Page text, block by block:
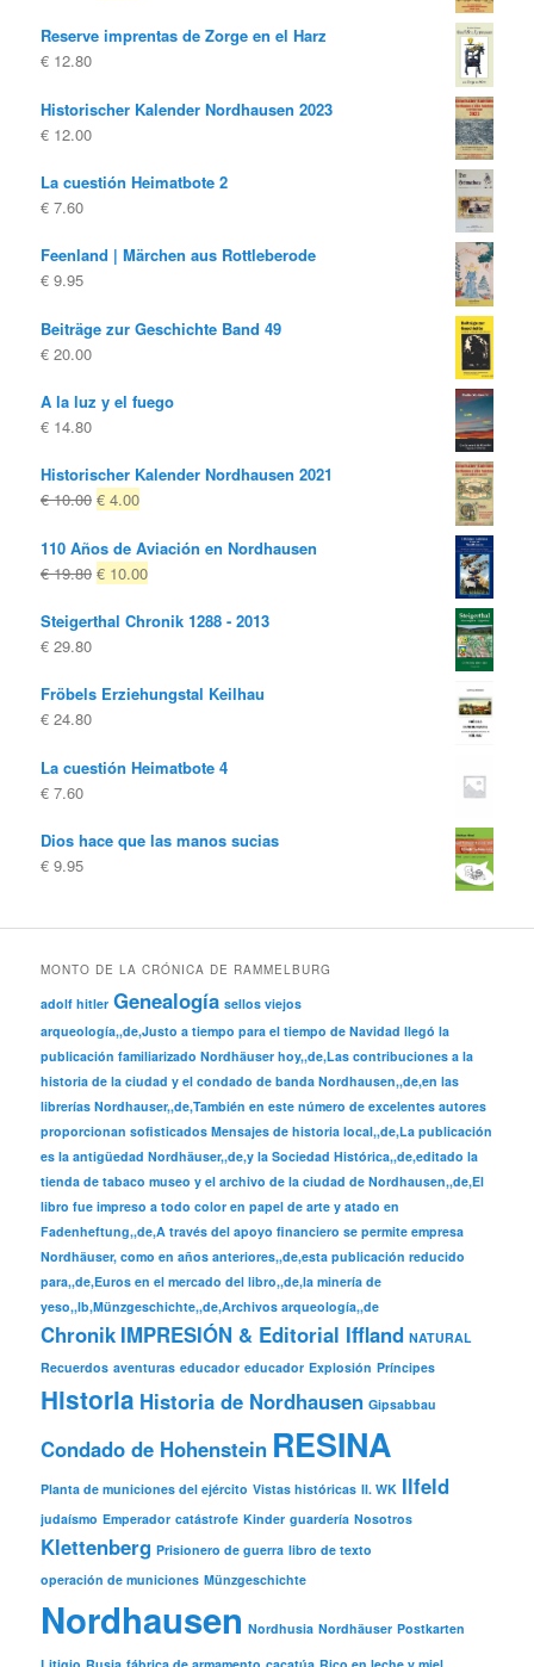
originalactual
Reserve imprentas de Zorge en el Harz
€ 12.80
Historischer Kalender Nordhausen 2023
€ 12.00
La cuestión Heimatbote 2
€ 7.60
Feenland | Märchen aus Rottleberode
€ 9.95
Beiträge zur Geschichte Band 49
€ 20.00
A la luz y el fuego
€ 14.80
Historischer Kalender Nordhausen 2021
€10.00 El
original
era:
€ 4.00El
actual
es:
110 Años de Aviación en Nordhausen
€19.80 El
original
€ 10.00El
actual
Steigerthal Chronik 1288 - 2013
€ 29.80
Fröbels Erziehungstal Keilhau
€ 24.80
La cuestión Heimatbote 4
€ 7.60
Dios hace que las manos sucias
€ 9.95
MONTO DE LA CRÓNICA DE RAMMELBURG
adolf hitler Genealogía sellos viejos
arqueología,,de,Justo a tiempo para el tiempo de Navidad llegó la
publicación familiarizado Nordhäuser hoy,,de,Las contribuciones a la
historia de la ciudad y el condado de banda Nordhausen,,de,en las
librerías Nordhauser,,de,También en este número de excelentes autores
proporcionan sofisticados Mensajes de historia local,,de,La publicación
es la antigüedad Nordhäuser,,de,y la Sociedad Histórica,,de,editado la
tienda de tabaco museo y el archivo de la ciudad de Nordhausen,,de,El
libro fue impreso a todo color en papel de arte y atado en
Fadenheftung,,de,A través del apoyo financiero se permite empresa
Nordhäuser, como en años anteriores,,de,esta publicación reducido
para,,de,Euros en el mercado del libro,,de,la minería de
yeso,,lb,Münzgeschichte,,de,Archivos arqueología,,de
Chronik IMPRESIÓN & Editorial Iffland NATURAL
Recuerdos aventuras educador educador Explosión Príncipes
Historia Historia de Nordhausen Gipsabbau
Condado de Hohenstein RESINA
Planta de municiones del ejército Vistas históricas II. WK Ilfeld
judaísmo Emperador catástrofe Kinder guardería Nosotros
Klettenberg Prisionero de guerra libro de texto
operación de municiones Münzgeschichte
Nordhausen Nordhusia Nordhäuser Postkarten